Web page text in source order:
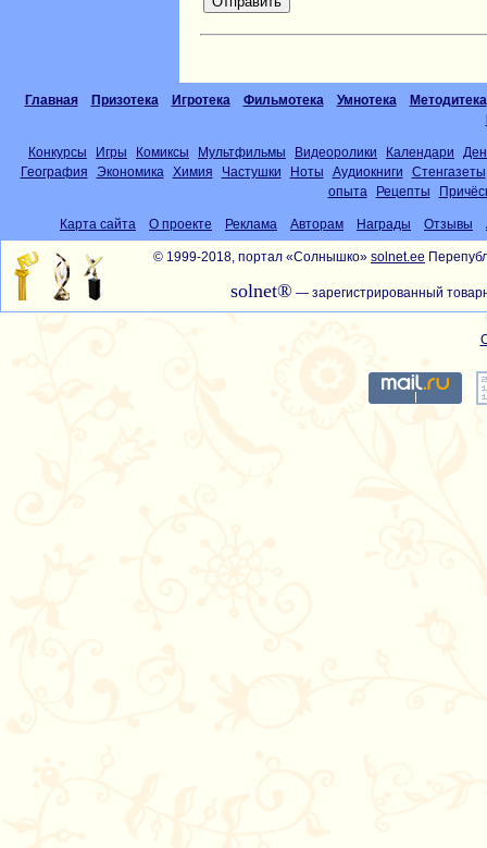
Главная Призотека Игротека Фильмотека Умнотека
Методитека
Конкурсы Игры Комиксы Мультфильмы Видеоролики Календари
География
Экономика Химия Частушки Ноты Аудиокниги
Стенгазеты
опыта
Рецепты
Карта сайта О проекте Реклама Авторам Награды Отзывы
© 1999-2018, портал «Солнышко» solnet.ee
solnet® — зарегистрированный